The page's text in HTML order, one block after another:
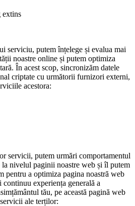
extins
serviciu, putem înțelege și evalua mai
noastre online și putem optimiza
În acest scop, sincronizăm datele
criptate cu următorii furnizori externi,
acestora:
servicii, putem urmări comportamentul
la nivelul paginii noastre web și îl putem
pentru a optimiza pagina noastră web
experiența generală a
tău, pe această pagină web
ale terților: